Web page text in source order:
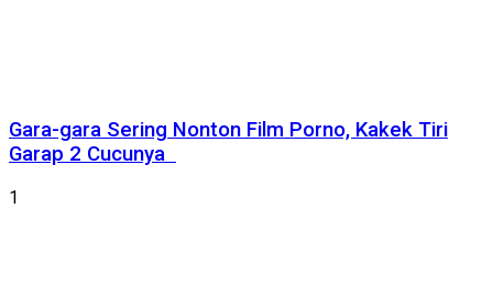
Gara-gara Sering Nonton Film Porno, Kakek Tiri
Garap 2 Cucunya
1